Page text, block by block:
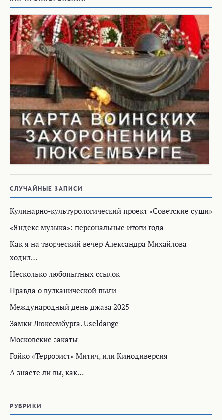
СЛУЧАЙНЫЕ ЗАПИСИ
Кулинарно-культурологический проект «Советские суши»
«Яндекс музыка»: персональные итоги года
Как я на творческий вечер Александра Михайлова
ходил…
Несколько любопытных ссылок
Правда о вулканической пыли
Международный день джаза 2025
Замки Люксембурга. Useldange
Московские закаты
Гойко «Террорист» Митич, или Кинодиверсия
А знаете ли вы, как…
РУБРИКИ